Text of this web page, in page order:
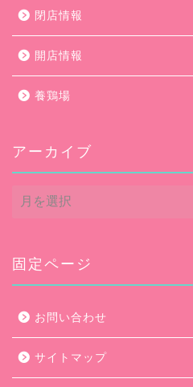
閉店情報
開店情報
養鶏場
アーカイブ
ア
ー
ブ
固定ページ
お問い合わせ
サイトマップ